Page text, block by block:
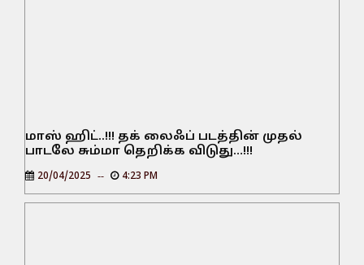
மாஸ் ஹிட்..!!! தக் லைஃப் படத்தின் முதல்
பாடலே சும்மா தெறிக்க விடுது…!!!
20/04/2025 4:23 PM